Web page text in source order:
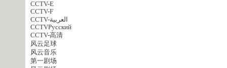
CCTV-E
CCTV-F
CCTV-العربية
CCTVPусский
CCTV-高清
风云足球
风云音乐
第一剧场